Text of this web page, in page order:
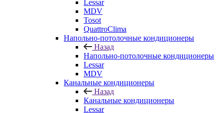
Lessar
MDV
Tosot
QuattroClima
Напольно-потолочные кондиционеры
Назад
Напольно-потолочные кондиционеры
Lessar
MDV
Канальные кондиционеры
Назад
Канальные кондиционеры
Lessar